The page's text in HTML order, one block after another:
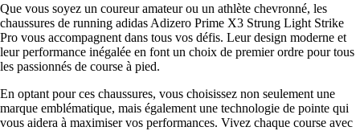
Que vous soyez un coureur amateur ou un athlète chevronné, les
chaussures de running adidas Adizero Prime X3 Strung Light Strike
Pro vous accompagnent dans tous vos défis. Leur design moderne et
leur performance inégalée en font un choix de premier ordre pour tous
les passionnés de course à pied.
En optant pour ces chaussures, vous choisissez non seulement une
marque emblématique, mais également une technologie de pointe qui
vous aidera à maximiser vos performances. Vivez chaque course avec